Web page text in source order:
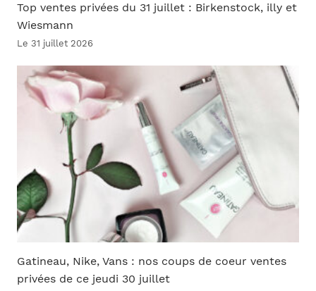
Top ventes privées du 31 juillet : Birkenstock, illy et
Wiesmann
Le 31 juillet 2026
Gatineau, Nike, Vans : nos coups de coeur ventes
privées de ce jeudi 30 juillet